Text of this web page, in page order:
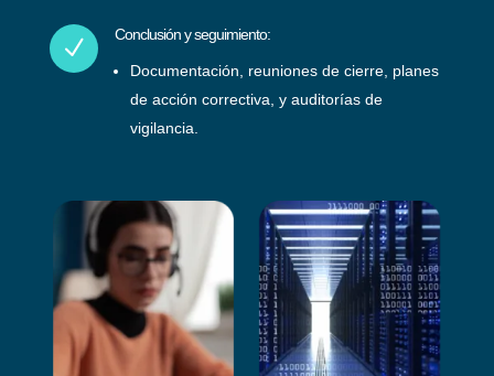
N Conclusión y seguimiento:
Documentación, reuniones de cierre, planes
de acción correctiva, y auditorías de
vigilancia.